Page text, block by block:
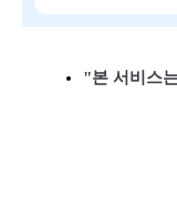
"본 서비스